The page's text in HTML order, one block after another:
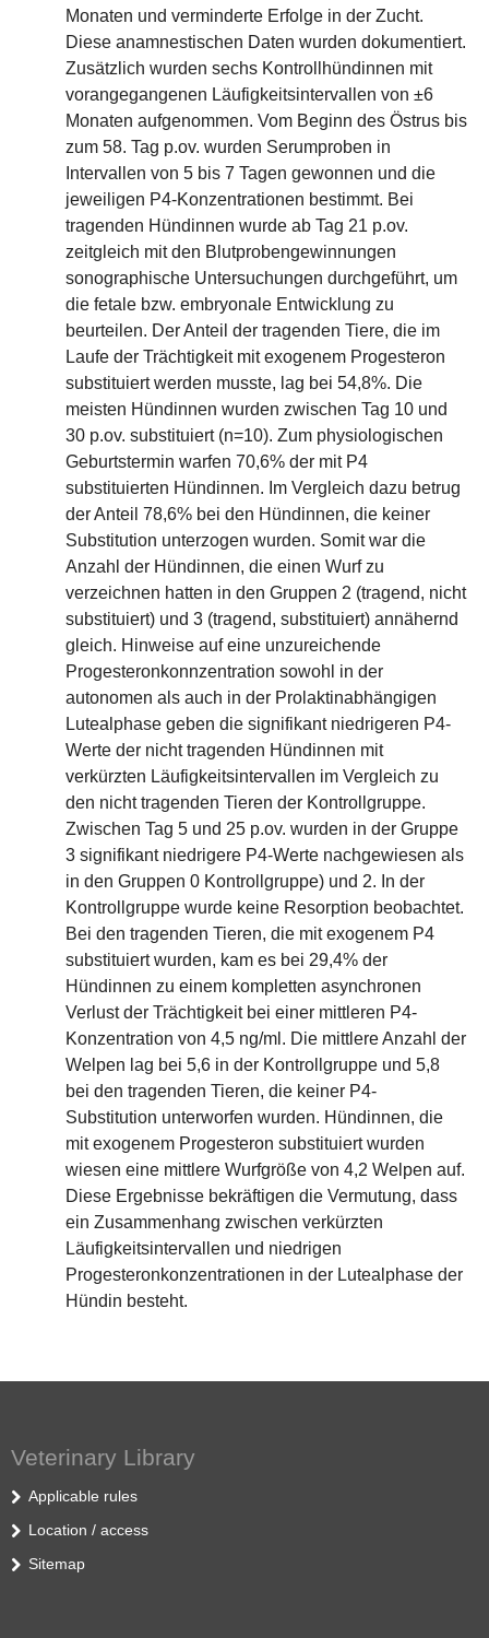
Monaten und verminderte Erfolge in der Zucht.
Diese anamnestischen Daten wurden dokumentiert.
Zusätzlich wurden sechs Kontrollhündinnen mit
vorangegangenen Läufigkeitsintervallen von ±6
Monaten aufgenommen. Vom Beginn des Östrus bis
zum 58. Tag p.ov. wurden Serumproben in
Intervallen von 5 bis 7 Tagen gewonnen und die
jeweiligen P4-Konzentrationen bestimmt. Bei
tragenden Hündinnen wurde ab Tag 21 p.ov.
zeitgleich mit den Blutprobengewinnungen
sonographische Untersuchungen durchgeführt, um
die fetale bzw. embryonale Entwicklung zu
beurteilen. Der Anteil der tragenden Tiere, die im
Laufe der Trächtigkeit mit exogenem Progesteron
substituiert werden musste, lag bei 54,8%. Die
meisten Hündinnen wurden zwischen Tag 10 und
30 p.ov. substituiert (n=10). Zum physiologischen
Geburtstermin warfen 70,6% der mit P4
substituierten Hündinnen. Im Vergleich dazu betrug
der Anteil 78,6% bei den Hündinnen, die keiner
Substitution unterzogen wurden. Somit war die
Anzahl der Hündinnen, die einen Wurf zu
verzeichnen hatten in den Gruppen 2 (tragend, nicht
substituiert) und 3 (tragend, substituiert) annähernd
gleich. Hinweise auf eine unzureichende
Progesteronkonnzentration sowohl in der
autonomen als auch in der Prolaktinabhängigen
Lutealphase geben die signifikant niedrigeren P4-
Werte der nicht tragenden Hündinnen mit
verkürzten Läufigkeitsintervallen im Vergleich zu
den nicht tragenden Tieren der Kontrollgruppe.
Zwischen Tag 5 und 25 p.ov. wurden in der Gruppe
3 signifikant niedrigere P4-Werte nachgewiesen als
in den Gruppen 0 Kontrollgruppe) und 2. In der
Kontrollgruppe wurde keine Resorption beobachtet.
Bei den tragenden Tieren, die mit exogenem P4
substituiert wurden, kam es bei 29,4% der
Hündinnen zu einem kompletten asynchronen
Verlust der Trächtigkeit bei einer mittleren P4-
Konzentration von 4,5 ng/ml. Die mittlere Anzahl der
Welpen lag bei 5,6 in der Kontrollgruppe und 5,8
bei den tragenden Tieren, die keiner P4-
Substitution unterworfen wurden. Hündinnen, die
mit exogenem Progesteron substituiert wurden
wiesen eine mittlere Wurfgröße von 4,2 Welpen auf.
Diese Ergebnisse bekräftigen die Vermutung, dass
ein Zusammenhang zwischen verkürzten
Läufigkeitsintervallen und niedrigen
Progesteronkonzentrationen in der Lutealphase der
Hündin besteht.
Veterinary Library
Applicable rules
Location / access
Sitemap